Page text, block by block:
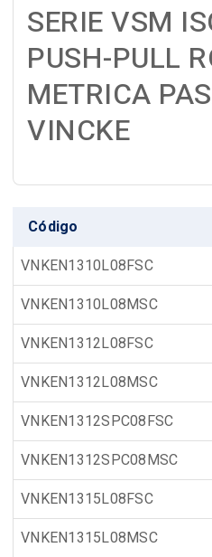
SERIE VSM
PUSH-PULL
METRICA
VINCKE
Código
VNKEN1310L08FSC
VNKEN1310L08MSC
VNKEN1312L08FSC
VNKEN1312L08MSC
VNKEN1312SPC08FSC
VNKEN1312SPC08MSC
VNKEN1315L08FSC
VNKEN1315L08MSC